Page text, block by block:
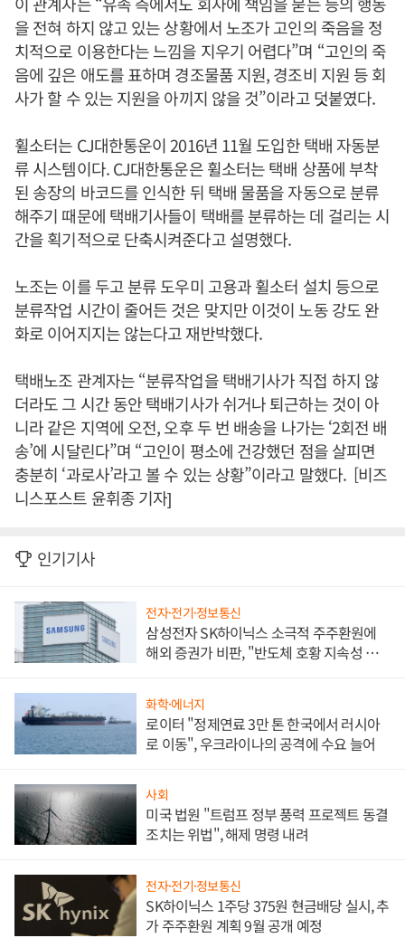
을 전혀 하지 않고 있는 상황에서 노조가 고인의 죽음을 정
치적으로 이용한다는 느낌을 지우기 어렵다”며 “고인의 죽
음에 깊은 애도를 표하며 경조물품 지원, 경조비 지원 등 회
사가 할 수 있는 지원을 아끼지 않을 것”이라고 덧붙였다.
휠소터는 CJ대한통운이 2016년 11월 도입한 택배 자동분
류 시스템이다. CJ대한통운은 휠소터는 택배 상품에 부착
된 송장의 바코드를 인식한 뒤 택배 물품을 자동으로 분류
해주기 때문에 택배기사들이 택배를 분류하는 데 걸리는 시
간을 획기적으로 단축시켜준다고 설명했다.
노조는 이를 두고 분류 도우미 고용과 휠소터 설치 등으로
분류작업 시간이 줄어든 것은 맞지만 이것이 노동 강도 완
화로 이어지지는 않는다고 재반박했다.
택배노조 관계자는 “분류작업을 택배기사가 직접 하지 않
더라도 그 시간 동안 택배기사가 쉬거나 퇴근하는 것이 아
니라 같은 지역에 오전, 오후 두 번 배송을 나가는 ‘2회전 배
송’에 시달린다”며 “고인이 평소에 건강했던 점을 살피면
충분히 ‘과로사’라고 볼 수 있는 상황”이라고 말했다. [비즈
니스포스트 윤휘종 기자]
인기기사
전자·전기·정보통신
삼성전자 SK하이닉스 소극적 주주환원에
해외 증권가 비판, "반도체 호황 지속성 의
화학·에너지
로이터 "정제연료 3만 톤 한국에서 러시아
로 이동", 우크라이나의 공격에 수요 늘어
사회
미국 법원 "트럼프 정부 풍력 프로젝트 동결
조치는 위법", 해제 명령 내려
전자·전기·정보통신
SK하이닉스 1주당 375원 현금배당 실시, 추
가 주주환원 계획 9월 공개 예정